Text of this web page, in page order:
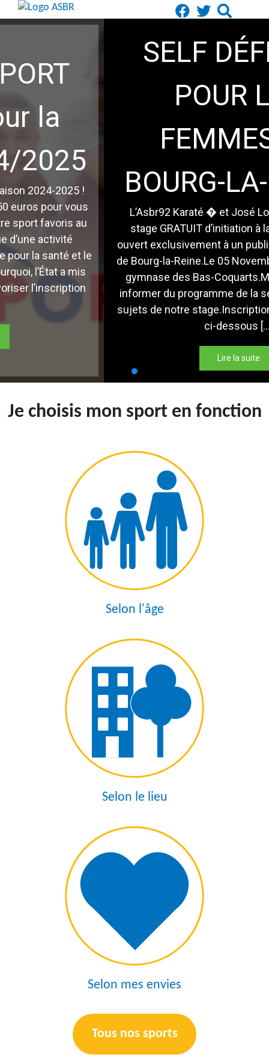
!
le
SELF DÉFENSE
POUR LES
FEMMES DE
BOURG-LA-
L’Asbr92 Karaté � et José Lobo proposent
stage GRATUIT d’initiation à la SELF-
ouvert exclusivement à un public féminin de la
de Bourg-la-Reine.Le 05 Novembre 2022 au
gymnase des Bas-Coquarts.Merci de vous
informer du programme de la semi-journée et
sujets de notre stage.Inscription en ligne sur
Je choisis mon sport en fonction
Selon l'âge
Selon le lieu
Selon mes envies
Tous nos sports